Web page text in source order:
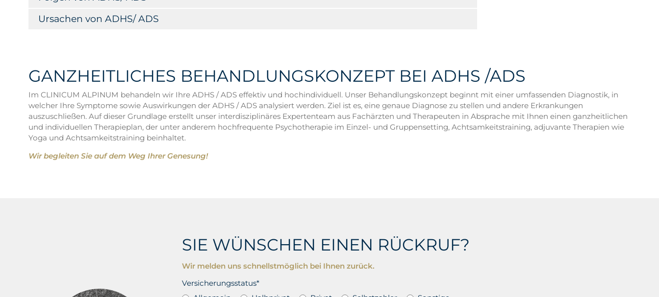
Ursachen von ADHS/ ADS
GANZHEITLICHES BEHANDLUNGSKONZEPT BEI ADHS /ADS
Im CLINICUM ALPINUM behandeln wir Ihre ADHS / ADS effektiv und hochindividuell. Unser Behandlungskonzept beginnt mit einer umfassenden Diagnostik, in
welcher Ihre Symptome sowie Auswirkungen der ADHS / ADS analysiert werden. Ziel ist es, eine genaue Diagnose zu stellen und andere Erkrankungen
auszuschließen. Auf dieser Grundlage erstellt unser interdisziplinäres Expertenteam aus Fachärzten und Therapeuten in Absprache mit Ihnen einen ganzheitlichen
und individuellen Therapieplan, der unter anderem hochfrequente Psychotherapie im Einzel- und Gruppensetting, Achtsamkeitstraining, adjuvante Therapien wie
Yoga und Achtsamkeitstraining beinhaltet.
Wir begleiten Sie auf dem Weg Ihrer Genesung!
SIE WÜNSCHEN EINEN RÜCKRUF?
Wir melden uns schnellstmöglich bei Ihnen zurück.
Versicherungsstatus*